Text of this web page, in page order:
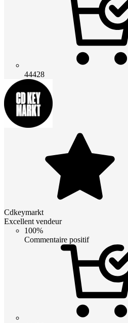
44428
Cdkeymarkt
Excellent vendeur
100%
Commentaire positif